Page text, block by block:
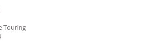
Touring